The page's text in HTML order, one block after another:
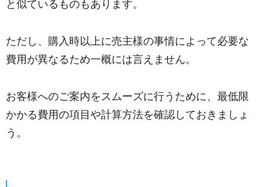
と似ているものもあります。
ただし、購入時以上に売主様の事情によって必要な
費用が異なるため一概には言えません。
お客様へのご案内をスムーズに行うために、最低限
かかる費用の項目や計算方法を確認しておきましょ
う。